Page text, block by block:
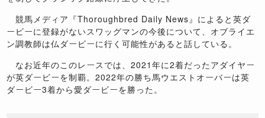
競馬メディア『Thoroughbred Daily News』によると英ダ
ービーに登録がないスワッグマンの今後について、オブライエ
ン調教師は仏ダービーに行く可能性があると話している。
なお近年のこのレースでは、2021年に2着だったアダイヤー
が英ダービーを制覇。2022年の勝ち馬ウエストオーバーは英
ダービー3着から愛ダービーを勝った。